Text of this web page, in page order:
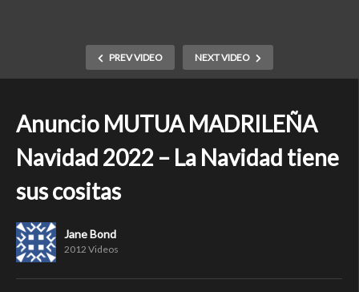
PREV VIDEO NEXT VIDEO
Anuncio MUTUA MADRILEÑA
Navidad 2022 – La Navidad tiene
sus cositas
Jane Bond
2012 Videos